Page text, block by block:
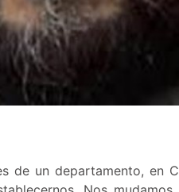
de un departamento, en